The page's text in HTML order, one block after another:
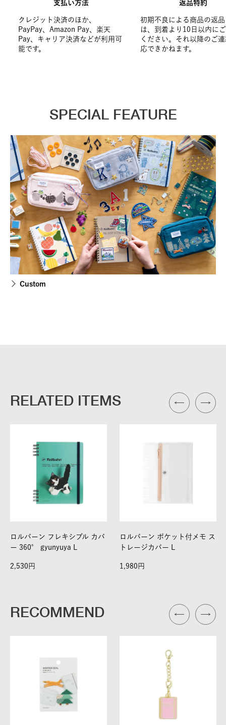
支払い方法
クレジット決済のほか、
PayPay、Amazon Pay、楽天
Pay、キャリア決済などが利用可
能です。
返品特約
初期不良による商品の返
は、到着より10日以内に
ください。それ以降のご
応できかねます。
SPECIAL FEATURE
Custom
RELATED ITEMS
ロルバーン フレキシブル カバ
ー 360° gyunyuya L
2,530
ロルバーン ポケット付メモ ス
トレージカバー L
1,980
RECOMMEND